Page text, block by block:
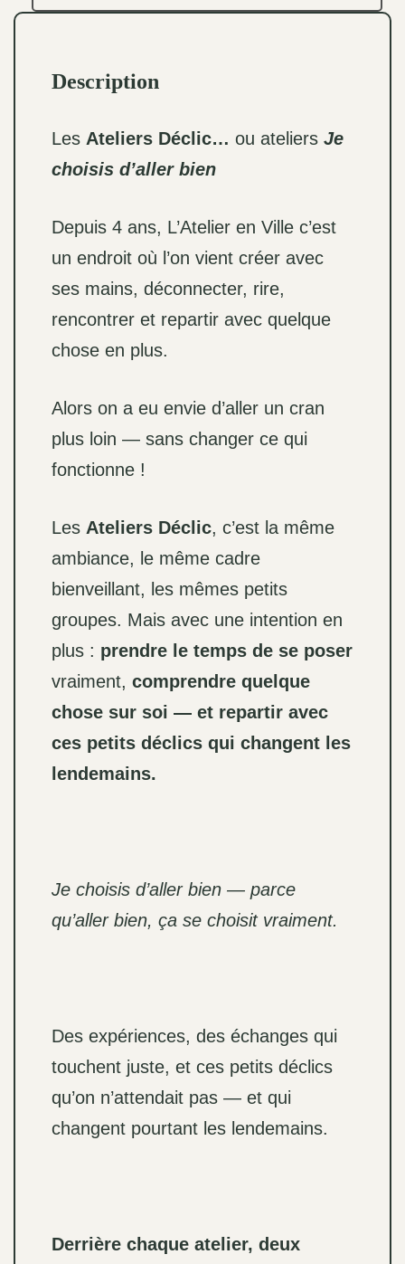
Description
Les Ateliers Déclic… ou ateliers Je
choisis d’aller bien
Depuis 4 ans, L’Atelier en Ville c’est
un endroit où l’on vient créer avec
ses mains, déconnecter, rire,
rencontrer et repartir avec quelque
chose en plus.
Alors on a eu envie d’aller un cran
plus loin — sans changer ce qui
fonctionne !
Les Ateliers Déclic, c’est la même
ambiance, le même cadre
bienveillant, les mêmes petits
groupes. Mais avec une intention en
plus : prendre le temps de se poser
vraiment, comprendre quelque
chose sur soi — et repartir avec
ces petits déclics qui changent les
lendemains.
Je choisis d’aller bien — parce
qu’aller bien, ça se choisit vraiment.
Des expériences, des échanges qui
touchent juste, et ces petits déclics
qu’on n’attendait pas — et qui
changent pourtant les lendemains.
Derrière chaque atelier, deux